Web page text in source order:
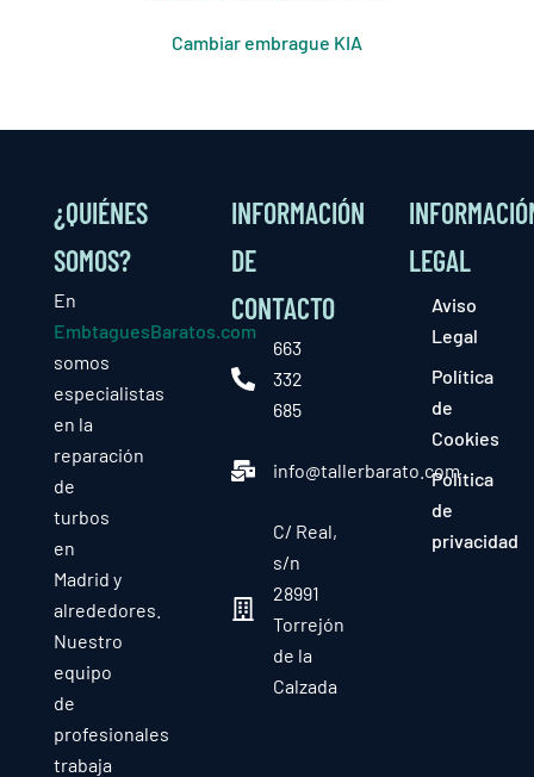
Cambiar embrague KIA
¿QUIÉNES
SOMOS?
En
EmbtaguesBaratos.com
somos
especialistas
en la
reparación
de
turbos
en
Madrid y
alrededores.
Nuestro
equipo
de
profesionales
trabaja
INFORMACIÓN
DE
CONTACTO
663
332
685
info@tallerbarato.com
C/ Real,
s/n
28991
Torrejón
de la
Calzada
LEGAL
Aviso
Legal
Política
de
Cookies
Política
de
privacidad